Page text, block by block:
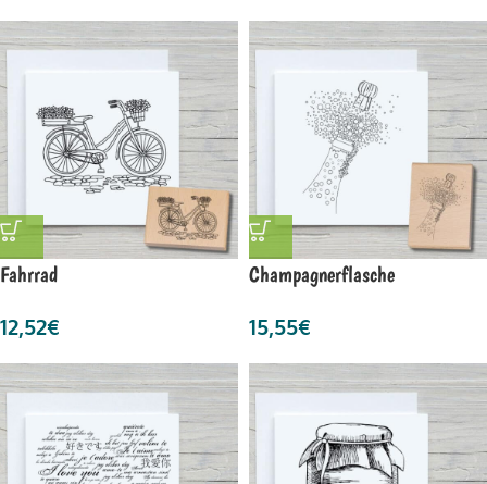
Fahrrad
12,52€
Champagnerflasche
15,55€